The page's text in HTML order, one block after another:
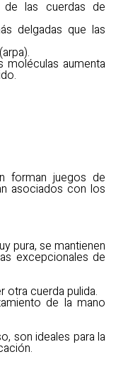
las cuerdas de
delgadas que las
moléculas aumenta
forman juegos de
asociados con los
pura, se mantienen
excepcionales de
otra cuerda pulida.
de la mano
son ideales para la